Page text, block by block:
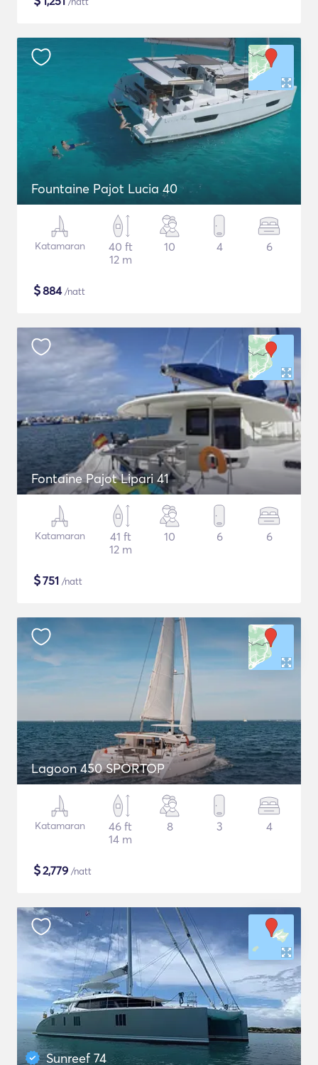
Fountaine Pajot Lucia 40
Katamaran
40 ft
12 m
10 4 6
$884/natt
Fontaine Pajot Lipari 41
Katamaran
41 ft
12 m
10 6 6
$751 /natt
Lagoon 450 SPORTOP
Katamaran
46 ft
14 m
8 3 4
$2,779 /natt
Sunreef 74